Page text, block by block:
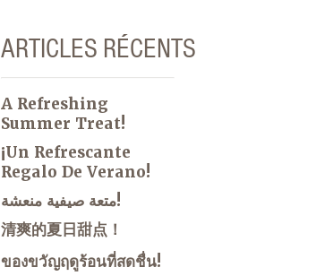
ARTICLES RÉCENTS
A Refreshing
Summer Treat!
¡Un Refrescante
Regalo De Verano!
متعة صيفية منعشة!
清爽的夏日甜点！
ของขวัญฤดูร้อนที่สดชื่น!